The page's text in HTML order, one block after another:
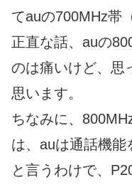
てauの700MHz帯
正直な話、auの
のは痛いけど、思
思います。
ちなみに、
は、auは通話機能
と言うわけで、